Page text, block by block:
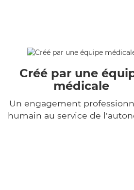
Créé par une
médicale
Un engagement
humain au service de